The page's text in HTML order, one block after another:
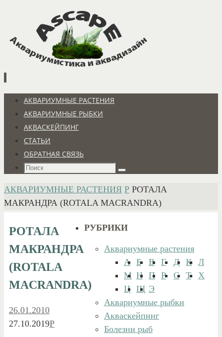
содержимому
Перейти
содержимому
АКВАРИУМНЫЕ РАСТЕНИЯ
АКВАРИУМНЫЕ РЫБКИ
АКВАСКЕЙПИНГ
СТАТЬИ
ОБРАТНАЯ СВЯЗЬ
Что
Поиск
ГЛАВНАЯ
АКВАРИУМНЫЕ РАСТЕНИЯ Р РОТАЛА
МАКРАНДРА (ROTALA MACRANDRA)
РОТАЛА
МАКРАНДРА
(ROTALA
MACRANDRA)
26.01.2010
27.10.2019Р
РУБРИКИ
Аквариумные растения
А Б В Г Д К
Л
М Н П Р С Т
Х
Ц Щ Э
Аквариумные рыбки
Акваскейпинг
Болезни рыб